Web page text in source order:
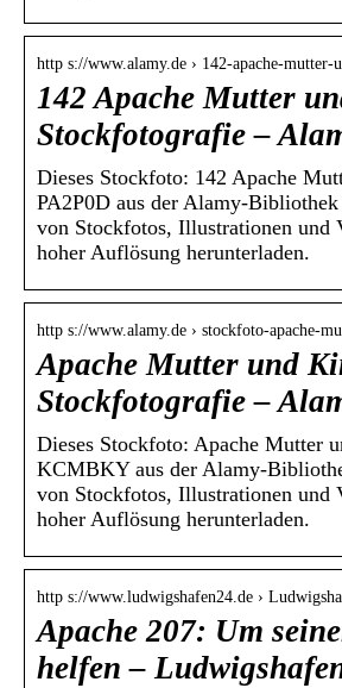
http s://www.alamy.de › 142-apache-
142 Apache Mutter
Stockfotografie –
Dieses Stockfoto: 142 Apache
PA2P0D aus der Alamy-
von Stockfotos, Illustrationen und
hoher Auflösung herunterladen.
http s://www.alamy.de › stockfoto-apache-
Apache Mutter und
Stockfotografie –
Dieses Stockfoto: Apache Mutter
KCMBKY aus der Alamy-
von Stockfotos, Illustrationen und
hoher Auflösung herunterladen.
http s://www.ludwigshafen24.de ›
Apache 207: Um
helfen –